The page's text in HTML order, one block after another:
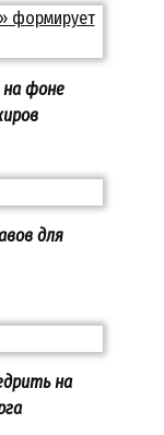
фоне
для
на